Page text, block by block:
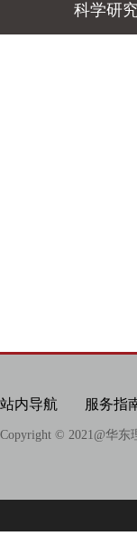
科学研究
站内导航 服务指
Copyright © 2021@华东